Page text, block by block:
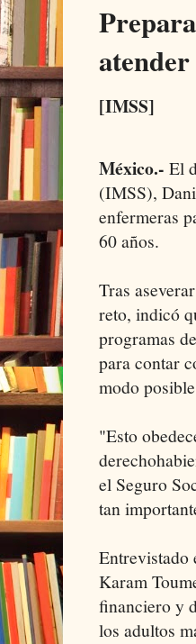
[IMSS]
México.- El
(IMSS),
enfermeras
60 años.
Tras
reto, indicó
programas
para contar
modo
"Esto
el Seguro
tan
Entrevistado
Karam
financiero y
los adultos